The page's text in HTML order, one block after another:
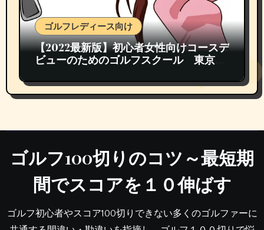
ゴルフレディース向け
【2022最新版】初心者女性向けコースデ
ビューのためのゴルフスクール 東京都
ゴルフ100切りのコツ～最短期
間でスコアを１０伸ばす
ゴルフ初心者やスコア100切りできない多くのゴルファーに